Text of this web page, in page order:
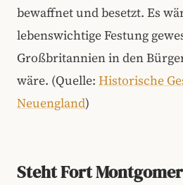
bewaffnet und besetzt. Es
lebenswichtige Festung
Großbritannien in den
wäre. (Quelle: Historische
Neuengland)
Steht Fort